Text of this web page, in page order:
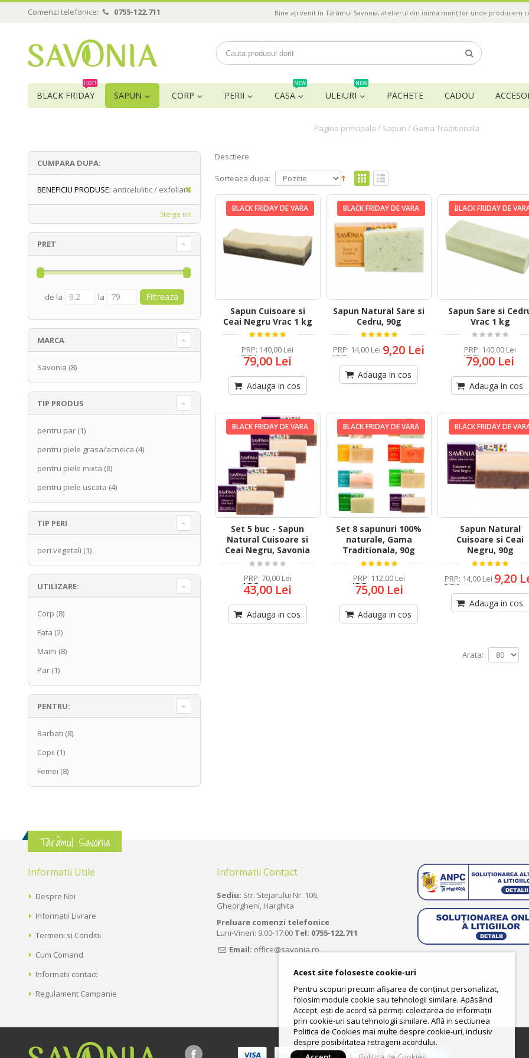
Comenzi telefonice: 0755-122.711 Bine ați venit în Tărâmul Savonia, atelierul din inima munților unde producem
BLACK FRIDAY
HOT!
SAPUN CORP PERII CASA
NEW
ULEIURI
NEW
PACHETE CADOU
Pagina principala / Sapun / Gama Traditionala
Desctiere
Sorteaza dupa:
BLACK FRIDAY DE VARA
Sapun Cuisoare si
Ceai Negru Vrac 1 kg
PRP: 140,00 Lei
79,00 Lei
Adauga in cos
BLACK FRIDAY DE VARA
Sapun Natural Sare si
Cedru, 90g
PRP: 14,00 Lei 9,20 Lei
Adauga in cos
BLACK FRIDAY DE
Sapun Sare si
Vrac 1 kg
PRP: 140,00 Lei
79,00 Lei
Adauga in cos
BLACK FRIDAY DE VARA
Set 5 buc - Sapun
Natural Cuisoare si
Ceai Negru, Savonia
PRP: 70,00 Lei
43,00 Lei
Adauga in cos
BLACK FRIDAY DE VARA
Set 8 sapunuri 100%
naturale, Gama
Traditionala, 90g
PRP: 112,00 Lei
75,00 Lei
Adauga in cos
BLACK FRIDAY DE
Sapun Natural
Cuisoare si Ceai
Negru, 90g
PRP: 14,00 Lei 9,20
Adauga in cos
Arata:
CUMPARA DUPA:
BENEFICIU PRODUSE: anticelulitic / exfoliant
Sterge tot
PRET
de la la
MARCA
Savonia (8)
TIP PRODUS
pentru par (1)
pentru piele grasa/acneica (4)
pentru piele mixta (8)
pentru piele uscata (4)
TIP PERI
peri vegetali (1)
UTILIZARE:
Corp (8)
Fata (2)
Maini (8)
Par (1)
PENTRU:
Barbati (8)
Copii (1)
Femei (8)
Tărâmul Savonia
Informatii Utile
Despre Noi
Informatii Livrare
Termeni si Conditii
Cum Comand
Informatii contact
Regulament Campanie
Informatii Contact
Sediu: Str. Stejarului Nr. 106,
Gheorgheni, Harghita
Preluare comenzi telefonice
Luni-Vineri: 9:00-17:00 Tel: 0755-122.711
Email: office@savonia.ro
Acest site foloseste cookie-uri
Pentru scopuri precum afișarea de conținut personalizat,
folosim module cookie sau tehnologii similare. Apăsând
Accept, ești de acord să permiți colectarea de informații
prin cookie-uri sau tehnologii similare. Află in sectiunea
Politica de Cookies mai multe despre cookie-uri, inclusiv
despre posibilitatea retragerii acordului.